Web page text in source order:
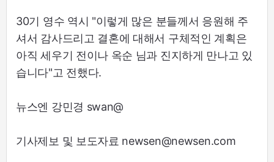
30기 영수 역시 "이렇게 많은 분들께서 응원해 주
셔서 감사드리고 결혼에 대해서 구체적인 계획은
아직 세우기 전이나 옥순 님과 진지하게 만나고 있
습니다"고 전했다.
뉴스엔 강민경 swan@
기사제보 및 보도자료 newsen@newsen.com